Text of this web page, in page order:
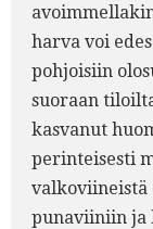
harva voi
pohjoisiin
suoraan
kasvanut
perinteisesti
punaviiniin ja